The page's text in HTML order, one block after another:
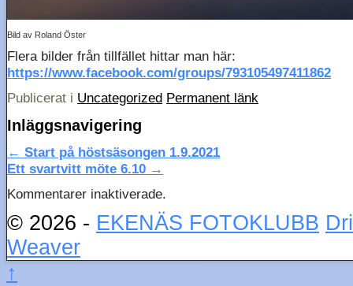
Bild av Roland Öster
Flera bilder från tillfället hittar man här:
https://www.facebook.com/groups/793105497411862
Publicerat i Uncategorized Permanent länk
Inläggsnavigering
← Start på höstsäsongen 1.9.2021
Ett svartvitt möte 6.10 →
Kommentarer inaktiverade.
© 2026 - EKENÄS FOTOKLUBB
Weaver
↑